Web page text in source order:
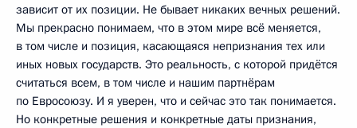
зависит от их позиции. Не бывает никаких вечных решений.
Мы прекрасно понимаем, что в этом мире всё меняется,
в том числе и позиция, касающаяся непризнания тех или
иных новых государств. Это реальность, с которой придётся
считаться всем, в том числе и нашим партнёрам
по Евросоюзу. И я уверен, что и сейчас это так понимается.
Но конкретные решения и конкретные даты признания,